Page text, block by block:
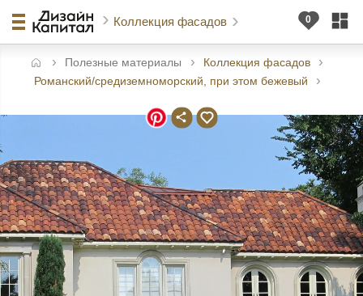
Коллекция фасадов
Полезные материалы
Коллекция фасадов
Романский/средиземноморский, при этом бежевый